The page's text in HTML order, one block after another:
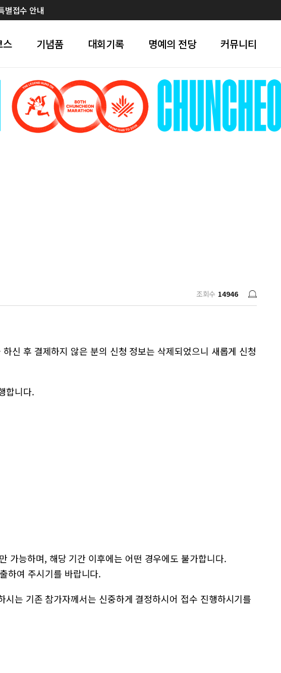
별접수 안내
스 기념품 대회기록 명예의 전당 커뮤니티
조회수 14946
신 후 결제하지 않은 분의 신청 정보는 삭제되었으니 새롭게 신청
합니다.
능하며, 해당 기간 이후에는 어떤 경우에도 불가합니다.
하여 주시기를 바랍니다.
는 기존 참가자께서는 신중하게 결정하시어 접수 진행하시기를